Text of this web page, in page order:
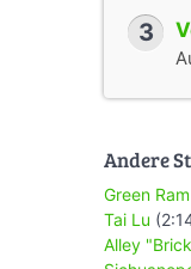
3
Andere
Green
Tai Lu
Alley